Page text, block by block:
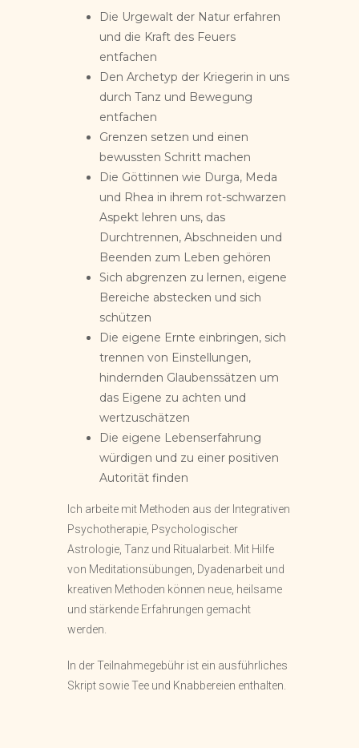
Die Urgewalt der Natur erfahren
und die Kraft des Feuers
entfachen
Den Archetyp der Kriegerin in uns
durch Tanz und Bewegung
entfachen
Grenzen setzen und einen
bewussten Schritt machen
Die Göttinnen wie Durga, Meda
und Rhea in ihrem rot-schwarzen
Aspekt lehren uns, das
Durchtrennen, Abschneiden und
Beenden zum Leben gehören
Sich abgrenzen zu lernen, eigene
Bereiche abstecken und sich
schützen
Die eigene Ernte einbringen, sich
trennen von Einstellungen,
hindernden Glaubenssätzen um
das Eigene zu achten und
wertzuschätzen
Die eigene Lebenserfahrung
würdigen und zu einer positiven
Autorität finden
Ich arbeite mit Methoden aus der Integrativen
Psychotherapie, Psychologischer
Astrologie, Tanz und Ritualarbeit. Mit Hilfe
von Meditationsübungen, Dyadenarbeit und
kreativen Methoden können neue, heilsame
und stärkende Erfahrungen gemacht
werden.
In der Teilnahmegebühr ist ein ausführliches
Skript sowie Tee und Knabbereien enthalten.